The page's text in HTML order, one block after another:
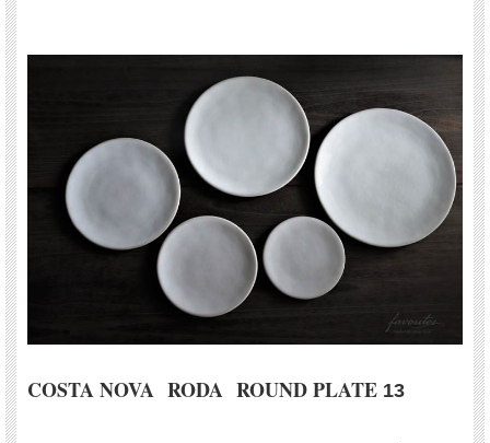
COSTA NOVA RODA ROUND PLATE 13